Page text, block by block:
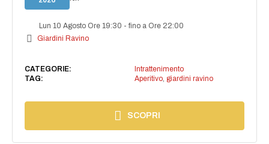
Lun 10 Agosto Ore 19:30 -fino a Ore 22:00
Giardini Ravino
CATEGORIE:
Intrattenimento
TAG:
Aperitivo, giardini ravino
SCOPRI